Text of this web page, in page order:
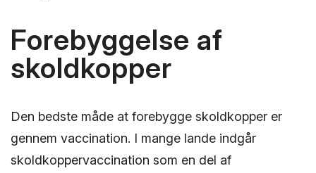
Forebyggelse af
skoldkopper
Den bedste måde at forebygge skoldkopper er
gennem vaccination. I mange lande indgår
skoldkoppervaccination som en del af